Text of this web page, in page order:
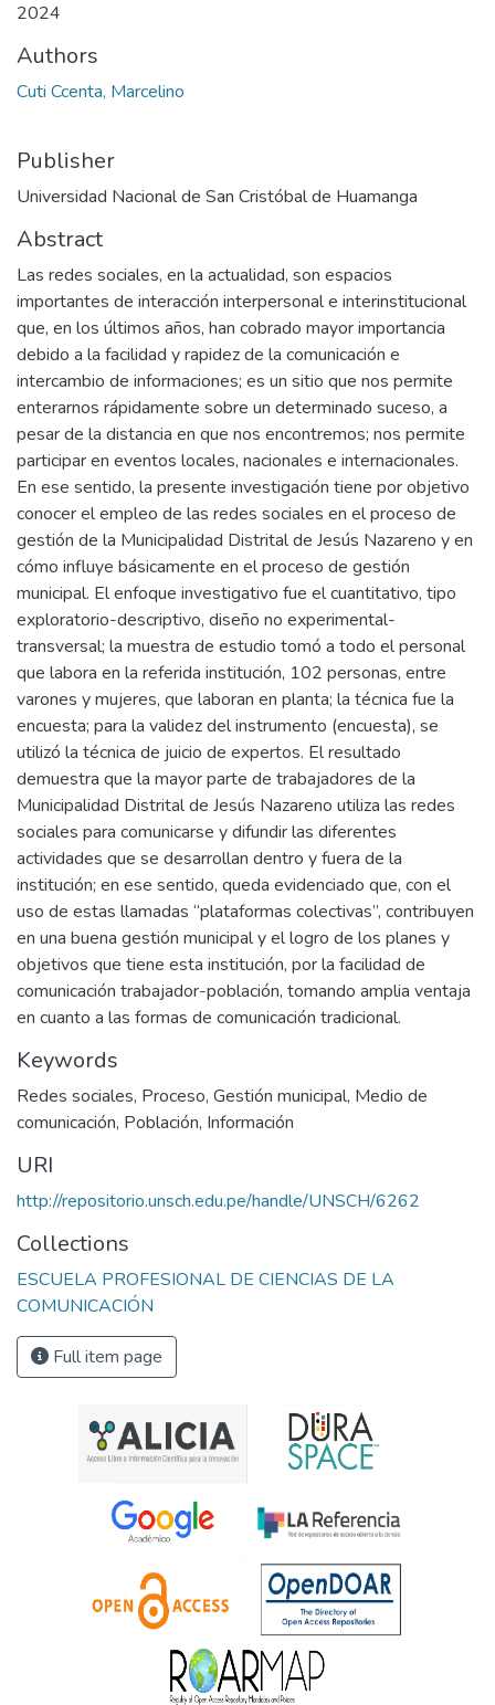
2024
Authors
Cuti Ccenta, Marcelino
Publisher
Universidad Nacional de San Cristóbal de Huamanga
Abstract
Las redes sociales, en la actualidad, son espacios
importantes de interacción interpersonal e interinstitucional
que, en los últimos años, han cobrado mayor importancia
debido a la facilidad y rapidez de la comunicación e
intercambio de informaciones; es un sitio que nos permite
enterarnos rápidamente sobre un determinado suceso, a
pesar de la distancia en que nos encontremos; nos permite
participar en eventos locales, nacionales e internacionales.
En ese sentido, la presente investigación tiene por objetivo
conocer el empleo de las redes sociales en el proceso de
gestión de la Municipalidad Distrital de Jesús Nazareno y en
cómo influye básicamente en el proceso de gestión
municipal. El enfoque investigativo fue el cuantitativo, tipo
exploratorio-descriptivo, diseño no experimental-
transversal; la muestra de estudio tomó a todo el personal
que labora en la referida institución, 102 personas, entre
varones y mujeres, que laboran en planta; la técnica fue la
encuesta; para la validez del instrumento (encuesta), se
utilizó la técnica de juicio de expertos. El resultado
demuestra que la mayor parte de trabajadores de la
Municipalidad Distrital de Jesús Nazareno utiliza las redes
sociales para comunicarse y difundir las diferentes
actividades que se desarrollan dentro y fuera de la
institución; en ese sentido, queda evidenciado que, con el
uso de estas llamadas “plataformas colectivas”, contribuyen
en una buena gestión municipal y el logro de los planes y
objetivos que tiene esta institución, por la facilidad de
comunicación trabajador-población, tomando amplia ventaja
en cuanto a las formas de comunicación tradicional.
Keywords
Redes sociales, Proceso, Gestión municipal, Medio de
comunicación, Población, Información
URI
http://repositorio.unsch.edu.pe/handle/UNSCH/6262
Collections
ESCUELA PROFESIONAL DE CIENCIAS DE LA
COMUNICACIÓN
Full item page